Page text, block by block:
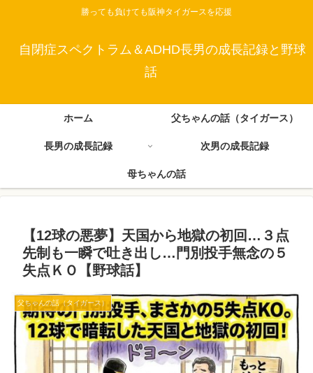
勝っても負けても阪神タイガースを応援
自閉症スペクトラム＆ADHD長男の成長記録と野球
話
ホーム 父ちゃんの話（タイガース）
長男の成長記録 次男の成長記録
母ちゃんの話
【12球の悪夢】天国から地獄の初回…３点
先制も一瞬で吐き出し…門別投手無念の５
失点ＫＯ【野球話】
父ちゃんの話（タイガース）